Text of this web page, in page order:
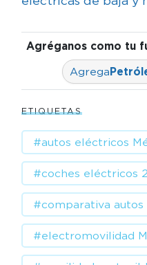
Agréganos como tu
Agrega
ETIQUETAS
#autos eléctricos
#coches eléctricos
#comparativa
#electromovilidad